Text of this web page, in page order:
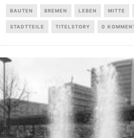
BAUTEN BREMEN LEBEN MITTE
STADTTEILE TITELSTORY 0